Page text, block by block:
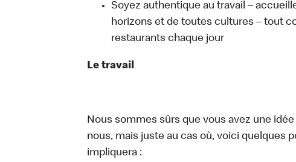
Soyez authentique au travail –
horizons et de toutes cultures – tout
restaurants chaque jour
Le travail
Nous sommes sûrs que vous avez une
nous, mais juste au cas où, voici quelques
impliquera :